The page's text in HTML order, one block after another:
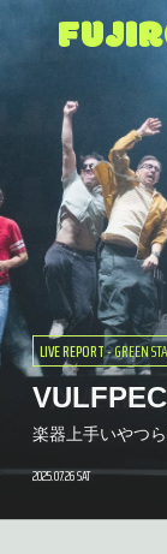
MORE FUN- AREA
「もう
うか…」
った。で
ね。やっ
ク」が戻
2025.08.08 FRI
LIVE REPORT- GREEN
VAMPIRE
軽快に締め括っ
2025.07.27 SUN
LIVE REPORT- GREEN
楽器上手いやつ
2025.07.26 SAT
LIVE REPORT- GREEN
FRED
そして僕らはこ
2025.07.25 FRI
LIVE REPORT- WHITE
HAIM
LIVE FREE LIKE
2025.07.27 SUN
LIVE REPORT- WHITE
Suchmos
おかえりなさい
2025.07.25 FRI
LIVE REPORT- WHITE
おとぼけ
時を経て突きつ
2025.07.25 FRI
LIVE REPORT- GYPSY
アトミッ
どれほど先は長
2025.07.26 SAT
LIVE REPORT- WHITE
FERMIN
バスクの闘士、
2025.07.26 SAT
MORE FUN- PEOPLE
#PEOPLE
2025.07.28 SUN
MORE FUN- FES GOHAN
#フェス
2025.07.28 SUN
MORE FUN- AREA
#初めて
2025.07.24 THU
MORE FUN- AREA REPORT
おかえ
催宣言「
しまうん
当たり前じゃな
2025.07.24 THU
MORE FUN- AREA
【速報】
決定！
日程は7月24日
2025.07.27 SUN